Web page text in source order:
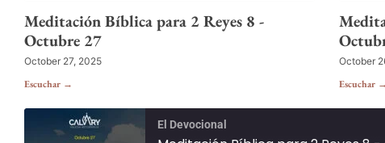
Meditación Bíblica para 2 Reyes 8 -
Octubre 27
October 27, 2025
Escuchar →
October
Escuchar →
El Devocional